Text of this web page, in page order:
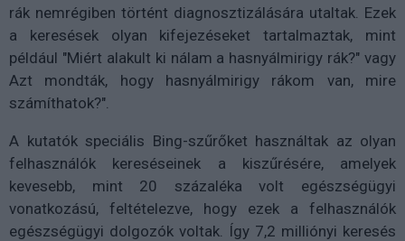
rák nemrégiben történt diagnosztizálására utaltak. Ezek
a keresések olyan kifejezéseket tartalmaztak, mint
például "Miért alakult ki nálam a hasnyálmirigy rák?" vagy
Azt mondták, hogy hasnyálmirigy rákom van, mire
számíthatok?".
A kutatók speciális Bing-szűrőket használtak az olyan
felhasználók kereséseinek a kiszűrésére, amelyek
kevesebb, mint 20 százaléka volt egészségügyi
vonatkozású, feltételezve, hogy ezek a felhasználók
egészségügyi dolgozók voltak. Így 7,2 milliónyi keresés